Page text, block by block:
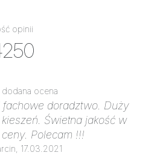
opinii
dodana ocena
fachowe doradztwo. Duży
Świetna jakość w
Polecam !!!
17.03.2021